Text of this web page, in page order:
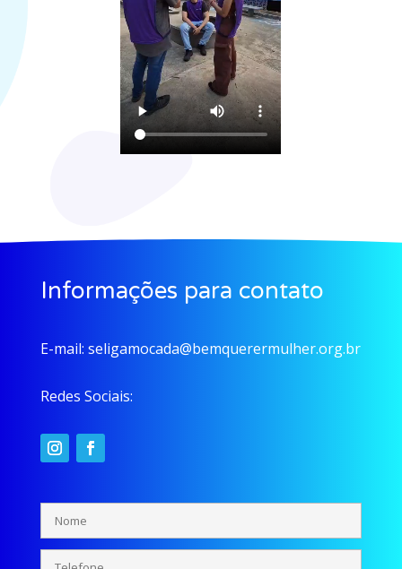
Informações para contato
E-mail: seligamocada@bemquerermulher.org.br
Redes Sociais: